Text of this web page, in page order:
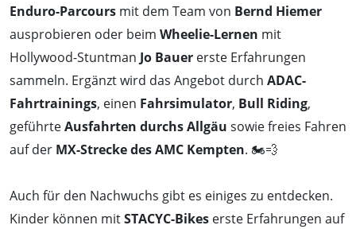
Enduro-Parcours mit dem Team von Bernd Hiemer
ausprobieren oder beim Wheelie-Lernen mit
Hollywood-Stuntman Jo Bauer erste Erfahrungen
sammeln. Ergänzt wird das Angebot durch ADAC-
Fahrtrainings, einen Fahrsimulator, Bull Riding,
geführteAusfahrten durchs Allgäu sowie freies Fahren
auf der MX-Strecke des AMC Kempten. 🏍️💨
Auch für den Nachwuchs gibt es einiges zu entdecken.
Kinder können mitSTACYC-Bikes erste Erfahrungen auf